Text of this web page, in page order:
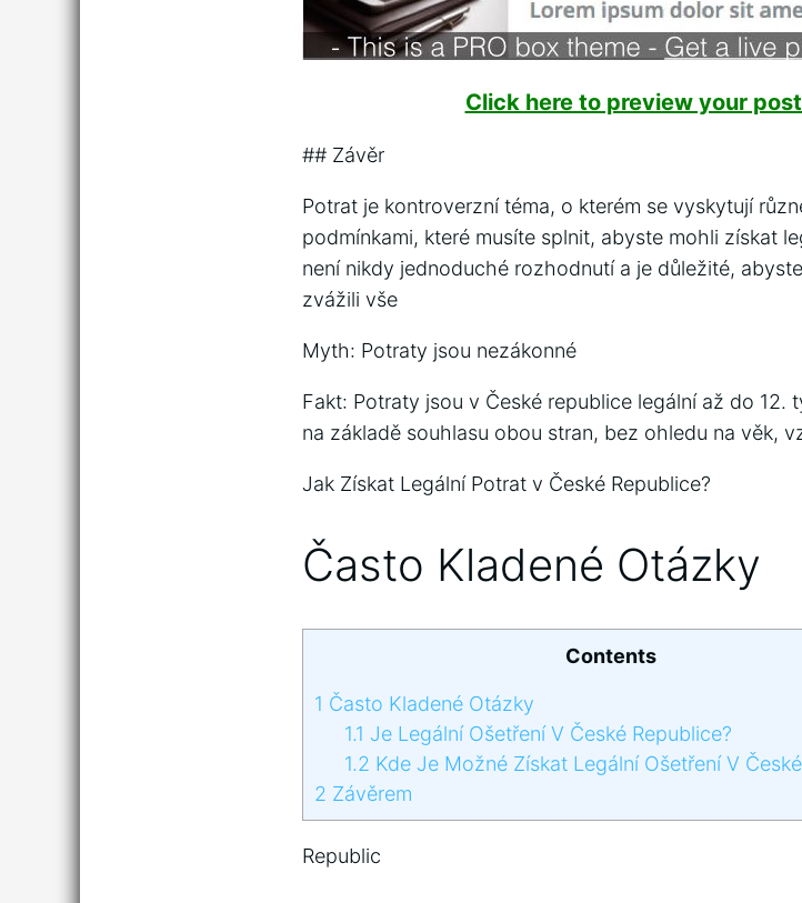
Click here to preview your
## Závěr
Potrat je kontroverzní téma, o kterém se vyskytují
podmínkami, které musíte splnit, abyste mohli získat
není nikdy jednoduché rozhodnutí a je důležité,
zvážili vše
Myth: Potraty jsou nezákonné
Fakt: Potraty jsou v České republice legální až do
na základě souhlasu obou stran, bez ohledu na věk,
Jak Získat Legální Potrat v České Republice?
Často Kladené Otázky
Contents
1 Často Kladené Otázky
1.1 Je Legální Ošetření V České Republice?
1.2 Kde Je Možné Získat Legální Ošetření V
2 Závěrem
Republic